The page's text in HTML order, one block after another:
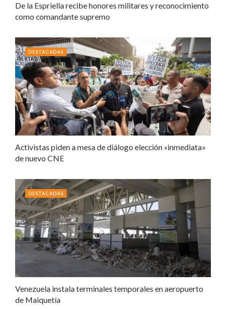
De la Espriella recibe honores militares y reconocimiento
como comandante supremo
Activistas piden a mesa de diálogo elección «inmediata»
de nuevo CNE
DESTACADAS
Venezuela instala terminales temporales en aeropuerto
de Maiquetía
DESTACADAS